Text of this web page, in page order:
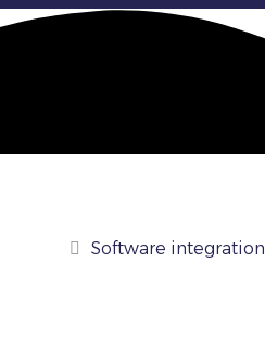
Software integration